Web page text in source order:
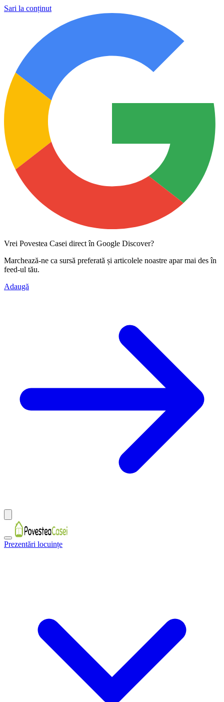
Sari la conținut
Vrei Povestea Casei direct în Google Discover?
Marchează-ne ca sursă preferată și articolele noastre apar mai des în
feed-ul tău.
Adaugă
Prezentări locuințe